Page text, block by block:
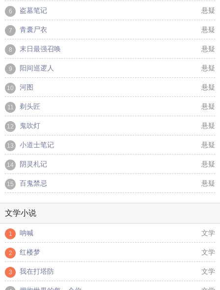
6 盗墓笔记 悬疑
7 青囊尸衣 悬疑
8 末日最强召唤 悬疑
9 阳间巡逻人 悬疑
10 河图 悬疑
11 剃头匠 悬疑
12 鬼吹灯 悬疑
13 小道士笔记 悬疑
14 阴灵札记 悬疑
15 百鬼禁忌 悬疑
文学小说
1 呐喊 文学
2 红楼梦 文学
3 我在打塔防 文学